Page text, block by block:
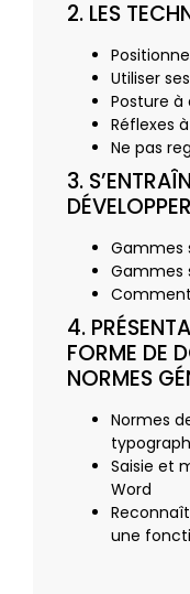
2. LES
Utiliser
Posture
Réflexes
Ne pas
3.
Gammes
Gammes
4.
FORME DE
NORMES
Normes
Saisie et
Word
une